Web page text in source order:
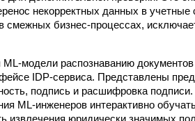
некорректных данных в учетные
смежных бизнес-процессах,
ML-модели распознаванию
IDP-сервиса. Представлены
подпись и расшифровка
ML-инженеров интерактивно
извлечения юридически значимых